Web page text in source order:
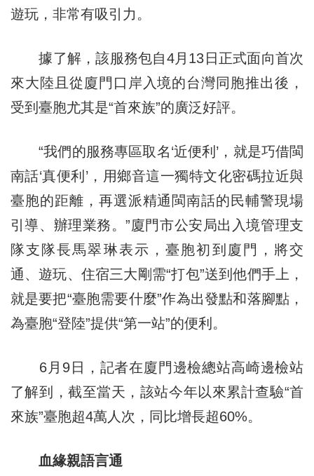
遊玩，非常有吸引力。
據了解，該服務包自4月13日正式面向首次
來大陸且從廈門口岸入境的台灣同胞推出後，
受到臺胞尤其是“首來族”的廣泛好評。
“我們的服務專區取名‘近便利’，就是巧借閩
南話‘真便利’，用鄉音這一獨特文化密碼拉近與
臺胞的距離，再選派精通閩南話的民輔警現場
引導、辦理業務。”廈門市公安局出入境管理支
隊支隊長馬翠琳表示，臺胞初到廈門，將交
通、遊玩、住宿三大剛需“打包”送到他們手上，
就是要把“臺胞需要什麼”作為出發點和落腳點，
為臺胞“登陸”提供“第一站”的便利。
6月9日，記者在廈門邊檢總站高崎邊檢站
了解到，截至當天，該站今年以來累計查驗“首
來族”臺胞超4萬人次，同比增長超60%。
血緣親語言通